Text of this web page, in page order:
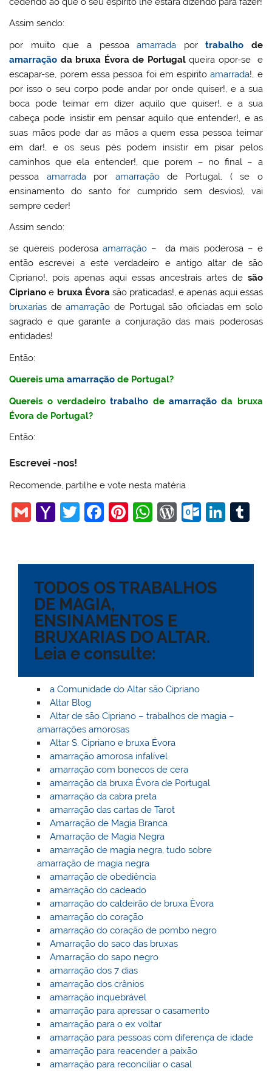
Assim sendo:
por muito que a pessoaamarrada portrabalho de
amarração da bruxa Évora de Portugalqueira opor-se e
escapar-se, porem essa pessoa foi em espiritoamarrada!, e
por isso o seu corpo pode andar por onde quiser!, e a sua
boca pode teimar em dizer aquilo que quiser!, e a sua
cabeça pode insistir em pensar aquilo que entender!, e as
suas mãos pode dar as mãos a quem essa pessoa teimar
em dar!, e os seus pés podem insistir em pisar pelos
caminhos que ela entender!, que porem – no final – a
pessoa amarradapor amarraçãode Portugal, ( se o
ensinamento do santo for cumprido sem desvios), vai
sempre ceder!
Assim sendo:
se quereis poderosa amarração– da mais poderosa – e
então escrevei a este verdadeiro e antigo altar de são
Cipriano!, pois apenas aqui essas ancestrais artes de são
Cipriano e bruxa Évorasão praticadas!, e apenas aqui essas
bruxarias deamarração de Portugal são oficiadas em solo
sagrado e que garante a conjuração das mais poderosas
entidades!
Então:
Quereis umaamarração de Portugal?
Quereis o verdadeirotrabalho deamarração da bruxa
Évora de Portugal?
Então:
Escrevei -nos!
Recomende, partilhe e vote nesta matéria
G
l
Y
o
o
M
ai
l
T
er
F
e
b
o
o
k
Pi
e
st
W
s
A
p
p
W
Pr
e
O
o
k.
o
m
Li
e bl
TODOS OS TRABALHOS
DE MAGIA,
ENSINAMENTOS E
BRUXARIAS DO ALTAR.
Leia e consulte:
a Comunidade do Altar são Cipriano
Altar Blog
Altar de são Cipriano – trabalhos de magia –
amarrações amorosas
Altar S. Cipriano e bruxa Évora
amarração amorosa infalível
amarração com bonecos de cera
amarração da bruxa Évora de Portugal
amarração da cabra preta
amarração das cartas de Tarot
Amarração de Magia Branca
Amarração de Magia Negra
amarração de magia negra, tudo sobre
amarração de magia negra
amarração de obediência
amarração do cadeado
amarração do caldeirão de bruxa Èvora
amarração do coração
amarração do coração de pombo negro
Amarração do saco das bruxas
Amarração do sapo negro
amarração dos 7 dias
amarração dos crânios
amarração inquebrável
amarração para apressar o casamento
amarração para o ex voltar
amarração para pessoas com diferença de idade
amarração para reacender a paixão
amarração para reconciliar o casal